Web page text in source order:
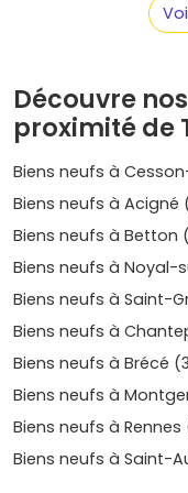
lancements récents, l'
se situe
bien placés ou dotés
Évolution sur 5 ans:
commune a connu
+20 % à +30 %selon
commercialisation.
Sévignéet des pôles
% à +35 %), tandis
affichent une
Pourquoi ça monte ?
Rennes, coûts de
actifs. À moyen
bien situés.
Tendances
Découvre
proximité de
Biens neufs à
Biens neufs à Acigné
Biens neufs à Betton
Biens neufs à Noyal-
Biens neufs à Saint-
Biens neufs à
Biens neufs à Brécé
Biens neufs à
Biens neufs à
Biens neufs à Saint-